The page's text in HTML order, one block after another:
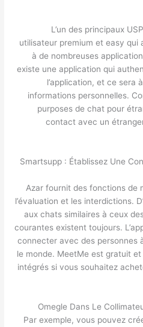
L’un des principaux
utilisateur premium et easy qui
à de nombreuses
existe une application qui
l’application, et ce sera
informations personnelles.
purposes de chat pour
contact avec un
Smartsupp : Établissez Une
Azar fournit des fonctions de
l’évaluation et les interdictions.
aux chats similaires à ceux
courantes existent toujours.
connecter avec des personnes
le monde. MeetMe est gratuit
intégrés si vous souhaitez
Omegle Dans Le
Par exemple, vous pouvez